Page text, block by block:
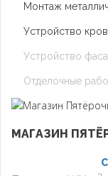
Монтаж
Устройство
Устройство
Отделочные
МАГАЗИН